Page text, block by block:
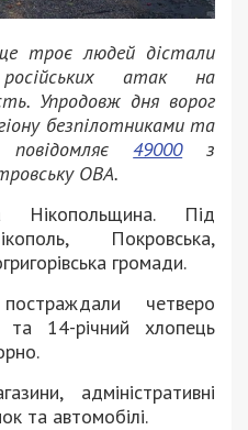
троє людей дістали
атак на
Упродовж дня ворог
безпілотниками та
49000з
ОВА.
Нікопольщина. Під
Покровська,
громади.
четверо
14-річний хлопець
адміністративні
та автомобілі.